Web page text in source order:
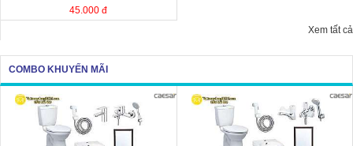
45.000 đ
Xem tất cả
COMBO KHUYẾN MÃI